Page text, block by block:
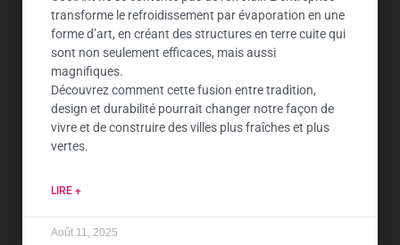
transforme le refroidissement par évaporation en une
forme d’art, en créant des structures en terre cuite qui
sont non seulement efficaces, mais aussi
magnifiques.
Découvrez comment cette fusion entre tradition,
design et durabilité pourrait changer notre façon de
vivre et de construire des villes plus fraîches et plus
vertes.
LIRE +
Août 11, 2025